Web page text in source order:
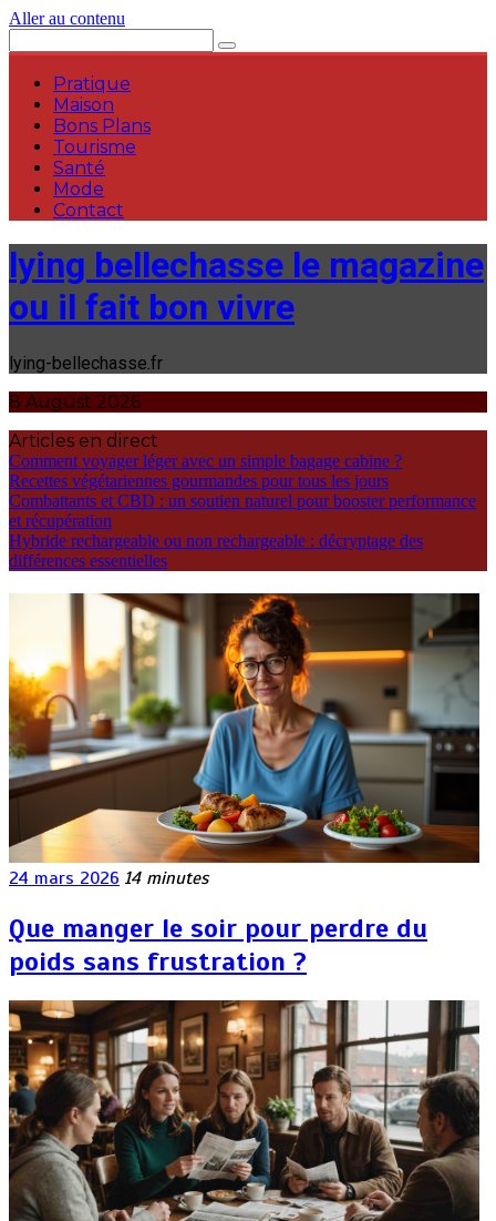
Aller au contenu
Pratique
Maison
Bons Plans
Tourisme
Santé
Mode
Contact
lying bellechasse le magazine
ou il fait bon vivre
lying-bellechasse.fr
8 August 2026
Articles en direct
Comment voyager léger avec un simple bagage cabine ?
Recettes végétariennes gourmandes pour tous les jours
Combattants et CBD : un soutien naturel pour booster performance
et récupération
Hybride rechargeable ou non rechargeable : décryptage des
différences essentielles
24 mars 2026 14 minutes
Que manger le soir pour perdre du
poids sans frustration ?